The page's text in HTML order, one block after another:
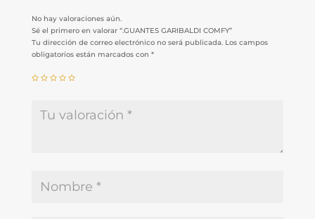
No hay valoraciones aún.
Sé el primero en valorar “.GUANTES GARIBALDI COMFY”
Tu dirección de correo electrónico no será publicada. Los campos
obligatorios están marcados con *